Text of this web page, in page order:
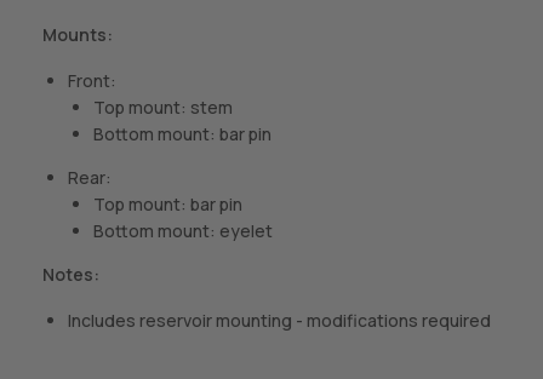
Mounts:
Front:
Top mount: stem
Bottom mount: bar pin
Rear:
Top mount: bar pin
Bottom mount: eyelet
Notes:
Includes reservoir mounting - modifications required